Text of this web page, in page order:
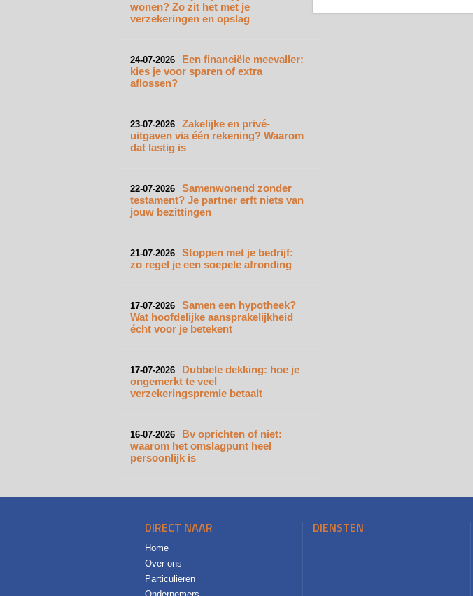
wonen? Zo zit het met je
verzekeringen en opslag
24-07-2026
Een financiële meevaller:
kies je voor sparen of extra
aflossen?
23-07-2026
Zakelijke en privé-
uitgaven via één rekening? Waarom
dat lastig is
22-07-2026
Samenwonend zonder
testament? Je partner erft niets van
jouw bezittingen
21-07-2026
Stoppen met je bedrijf:
zo regel je een soepele afronding
17-07-2026
Samen een hypotheek?
Wat hoofdelijke aansprakelijkheid
écht voor je betekent
17-07-2026
Dubbele dekking: hoe je
ongemerkt te veel
verzekeringspremie betaalt
16-07-2026
Bv oprichten of niet:
waarom het omslagpunt heel
persoonlijk is
DIRECT NAAR
Home
Over ons
Particulieren
DIENSTEN